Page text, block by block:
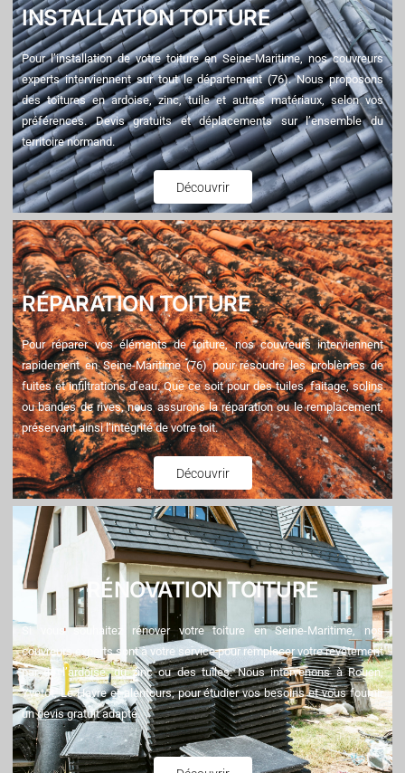
INSTALLATION TOITURE
Pour l’installation de votre toiture en Seine-Maritime, nos couvreurs
experts interviennent sur tout le département (76). Nous proposons
des toitures en ardoise, zinc, tuile et autres matériaux, selon vos
préférences. Devis gratuits et déplacements sur l’ensemble du
territoire normand.
Découvrir
RÉPARATION TOITURE
Pour réparer vos éléments de toiture, nos couvreurs interviennent
rapidement en Seine-Maritime (76) pour résoudre les problèmes de
fuites et infiltrations d’eau. Que ce soit pour des tuiles, faitage, solins
ou bandes de rives, nous assurons la réparation ou le remplacement,
préservant ainsi l’intégrité de votre toit.
Découvrir
RÉNOVATION TOITURE
Si vous souhaitez rénover votre toiture en Seine-Maritime, nos
couvreurs experts sont à votre service pour remplacer votre revêtement
par de l’ardoise, du zinc ou des tuiles. Nous intervenons à Rouen,
Yvetot, Le Havre et alentours, pour étudier vos besoins et vous fournir
un devis gratuit adapté.